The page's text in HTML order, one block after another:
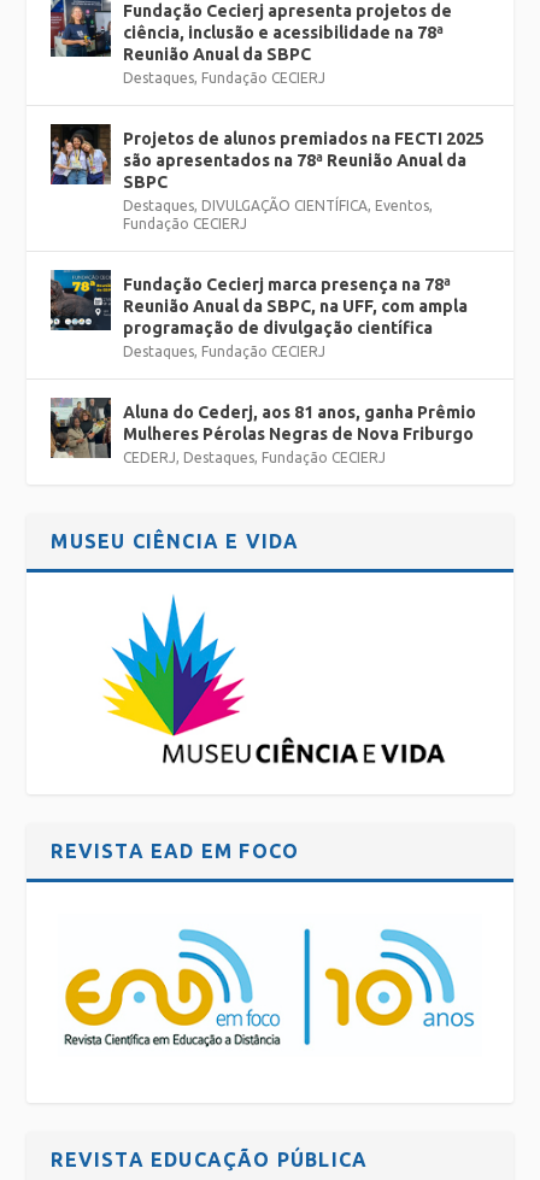
Fundação Cecierj apresenta projetos de
ciência, inclusão e acessibilidade na 78ª
Reunião Anual da SBPC
Destaques, Fundação CECIERJ
Projetos de alunos premiados na FECTI 2025
são apresentados na 78ª Reunião Anual da
SBPC
Destaques, DIVULGAÇÃO CIENTÍFICA, Eventos,
Fundação CECIERJ
Fundação Cecierj marca presença na 78ª
Reunião Anual da SBPC, na UFF, com ampla
programação de divulgação científica
Destaques, Fundação CECIERJ
Aluna do Cederj, aos 81 anos, ganha Prêmio
Mulheres Pérolas Negras de Nova Friburgo
CEDERJ, Destaques, Fundação CECIERJ
MUSEU CIÊNCIA E VIDA
REVISTA EAD EM FOCO
REVISTA EDUCAÇÃO PÚBLICA